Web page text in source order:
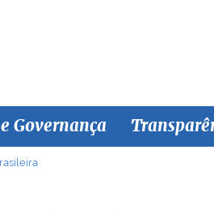
Governança